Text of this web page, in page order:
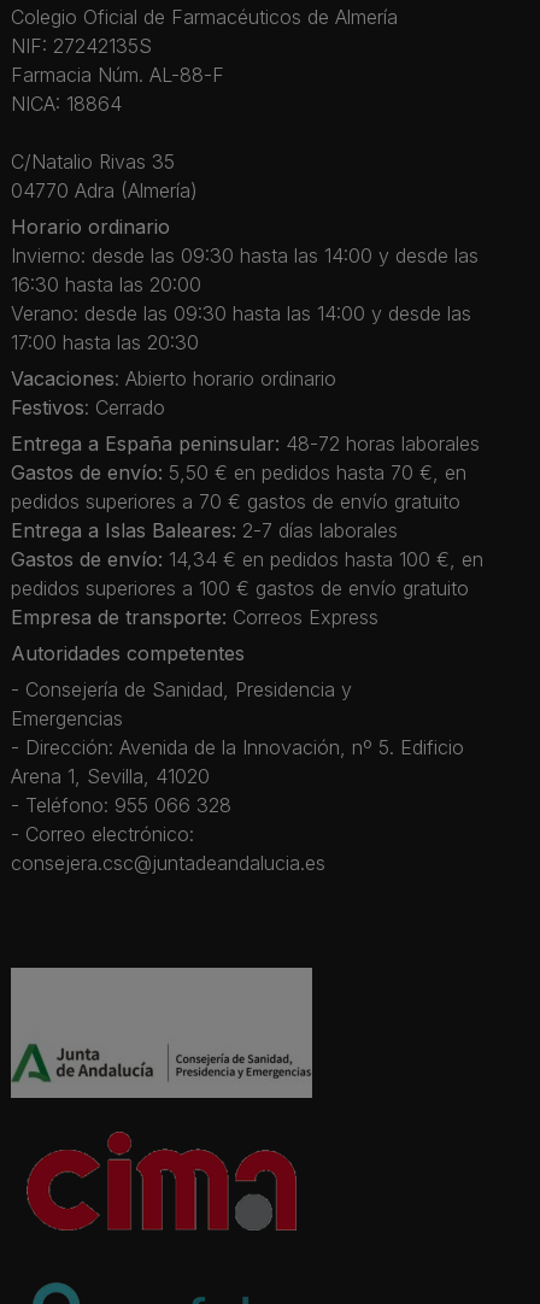
Colegio Oficial de Farmacéuticos de Almería
NIF: 27242135S
Farmacia Núm. AL-88-F
NICA: 18864
C/Natalio Rivas 35
04770 Adra (Almería)
Horario ordinario
Invierno: desde las 09:30 hasta las 14:00 y desde las
16:30 hasta las 20:00
Verano: desde las 09:30 hasta las 14:00 y desde las
17:00 hasta las 20:30
Vacaciones: Abierto horario ordinario
Festivos: Cerrado
Entrega a España peninsular: 48-72 horas laborales
Gastos de envío: 5,50 € en pedidos hasta 70 €, en
pedidos superiores a 70 € gastos de envío gratuito
Entrega a Islas Baleares: 2-7 días laborales
Gastos de envío: 14,34 € en pedidos hasta 100 €, en
pedidos superiores a 100 € gastos de envío gratuito
Empresa de transporte: Correos Express
Autoridades competentes
- Consejería de Sanidad, Presidencia y
Emergencias
- Dirección: Avenida de la Innovación, nº 5. Edificio
Arena 1, Sevilla, 41020
- Teléfono: 955 066 328
- Correo electrónico:
consejera.csc@juntadeandalucia.es